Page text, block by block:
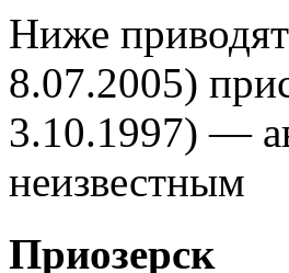
Ниже
8.07.2005)
3.10.1997) —
неизвестным
Приозерск